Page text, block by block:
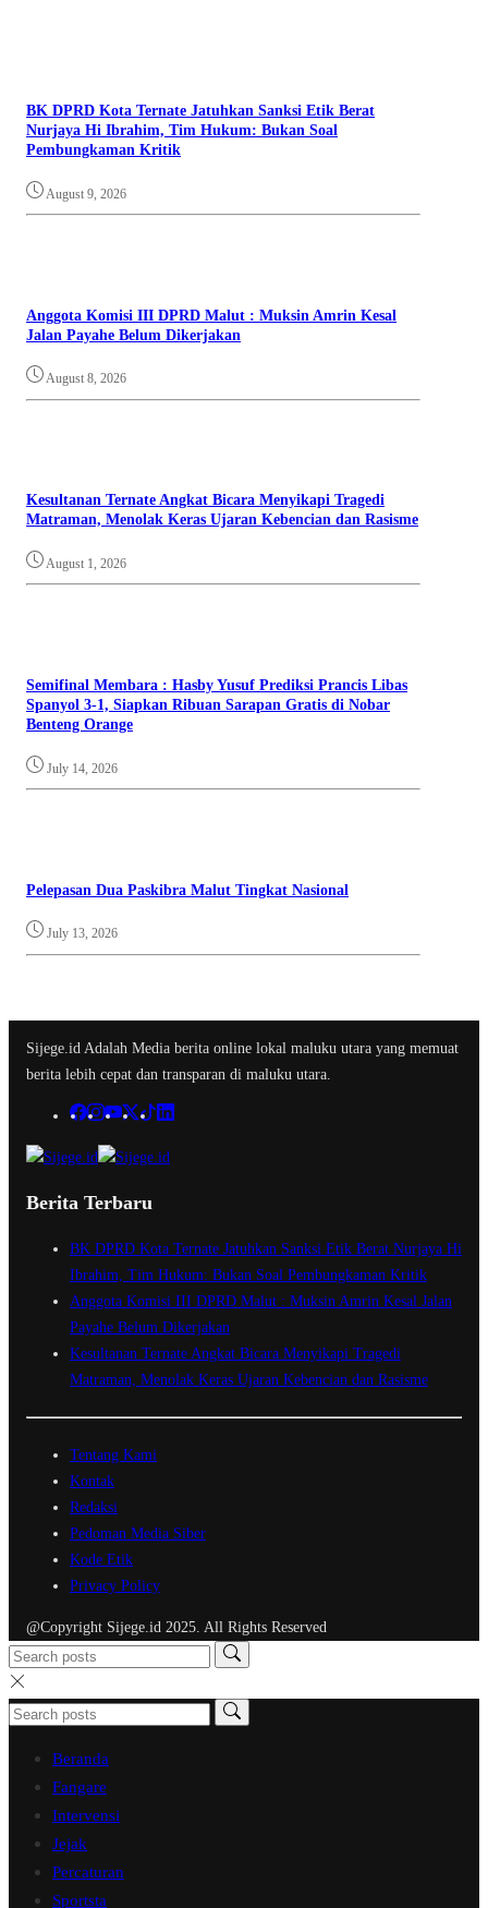
BK DPRD Kota Ternate Jatuhkan Sanksi Etik Berat
Nurjaya Hi Ibrahim, Tim Hukum: Bukan Soal
Pembungkaman Kritik
August 9, 2026
Anggota Komisi III DPRD Malut : Muksin Amrin Kesal
Jalan Payahe Belum Dikerjakan
August 8, 2026
Kesultanan Ternate Angkat Bicara Menyikapi Tragedi
Matraman, Menolak Keras Ujaran Kebencian dan Rasisme
August 1, 2026
Semifinal Membara : Hasby Yusuf Prediksi Prancis Libas
Spanyol 3-1, Siapkan Ribuan Sarapan Gratis di Nobar
Benteng Orange
July 14, 2026
Pelepasan Dua Paskibra Malut Tingkat Nasional
July 13, 2026
Sijege.id Adalah Media berita online lokal maluku utara yang memuat
berita lebih cepat dan transparan di maluku utara.
Berita Terbaru
BK DPRD Kota Ternate Jatuhkan Sanksi Etik Berat Nurjaya Hi
Ibrahim, Tim Hukum: Bukan Soal Pembungkaman Kritik
Anggota Komisi III DPRD Malut : Muksin Amrin Kesal Jalan
Payahe Belum Dikerjakan
Kesultanan Ternate Angkat Bicara Menyikapi Tragedi
Matraman, Menolak Keras Ujaran Kebencian dan Rasisme
Tentang Kami
Kontak
Redaksi
Pedoman Media Siber
Kode Etik
Privacy Policy
@Copyright Sijege.id 2025. All Rights Reserved
Beranda
Fangare
Intervensi
Jejak
Percaturan
Sportsta